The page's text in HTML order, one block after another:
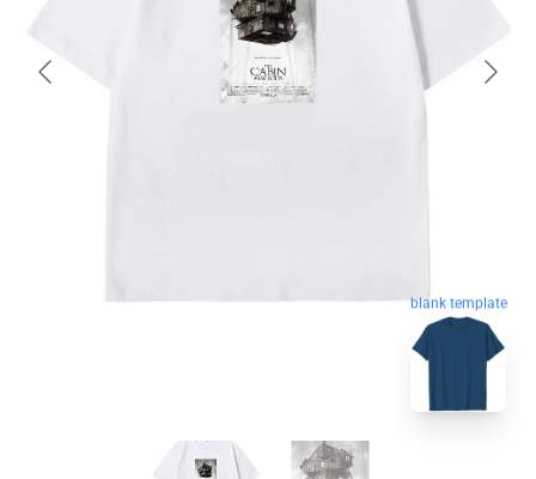
blank template